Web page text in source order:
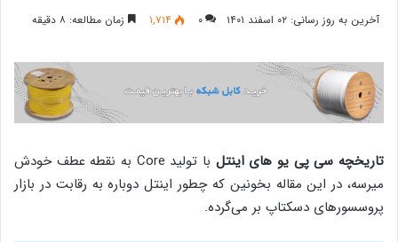
آخرین به روز رسانی: ۰۲ اسفند ۱۴۰۱ ۰ ۱,۷۱۴ زمان مطالعه: ۸ دقیقه
تاریخچه سی پی یو های اینتل
با تولید Core به نقطه عطف خودش
میرسه، در این مقاله بخونین که چطور اینتل دوباره به رقابت در بازار
پروسسورهای دسکتاپ بر می‌گرده.